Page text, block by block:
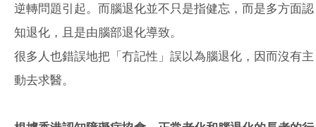
逆轉問題引起。而腦退化並不只是指健忘，而是多方面認
知退化，且是由腦部退化導致。
很多人也錯誤地把「冇記性」誤以為腦退化，因而沒有主
動去求醫。